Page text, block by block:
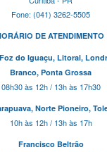
Fone: (041) 3262-5505
DE ATENDIMENTO
do Iguaçu, Litoral,
Branco, Ponta Grossa
08h30 às 12h / 13h às 17h30
Norte Pioneiro,
10h às 12h / 13h às 17h
Francisco Beltrão